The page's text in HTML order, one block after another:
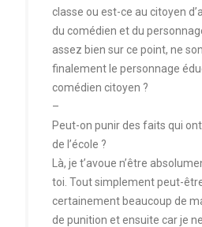
classe ou est-ce au citoyen
du comédien et du
assez bien sur ce point, ne
finalement le personnage
comédien citoyen ?
–
Peut-on punir des faits qui
de l’école ?
Là, je t’avoue n’être
toi. Tout simplement peut-être
certainement beaucoup de
de punition et ensuite car je